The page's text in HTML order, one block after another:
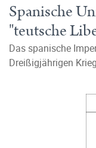
Spanische
"teutsche
Das spanische
Dreißigjährigen